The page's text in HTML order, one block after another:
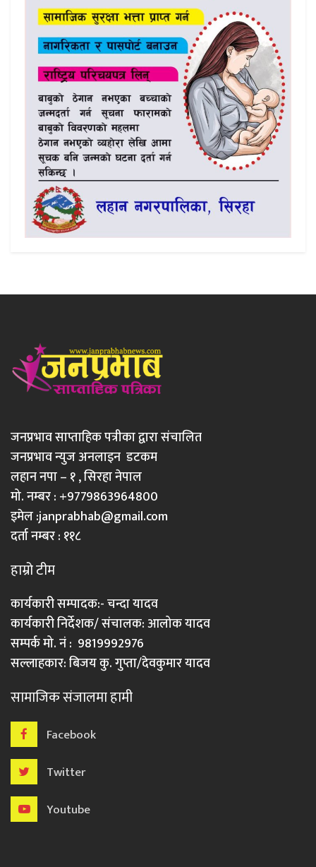
जनप्रभाव साप्ताहिक पत्रीका द्वारा संचालित
जनप्रभाव न्युज अनलाइन डटकम
लहान नपा – १ , सिरहा नेपाल
मो. नम्बर : +9779863964800
इमेल :janprabhab@gmail.com
दर्ता नम्बर : ११८
हाम्रो टीम
कार्यकारी सम्पादक:- चन्दा यादव
कार्यकारी निर्देशक/ संचालक: आलोक यादव
सम्पर्क मो. नं : 9819992976
सल्लाहकार: बिजय कु. गुप्ता/देवकुमार यादव
सामाजिक संजालमा हामी
Facebook
Twitter
Youtube